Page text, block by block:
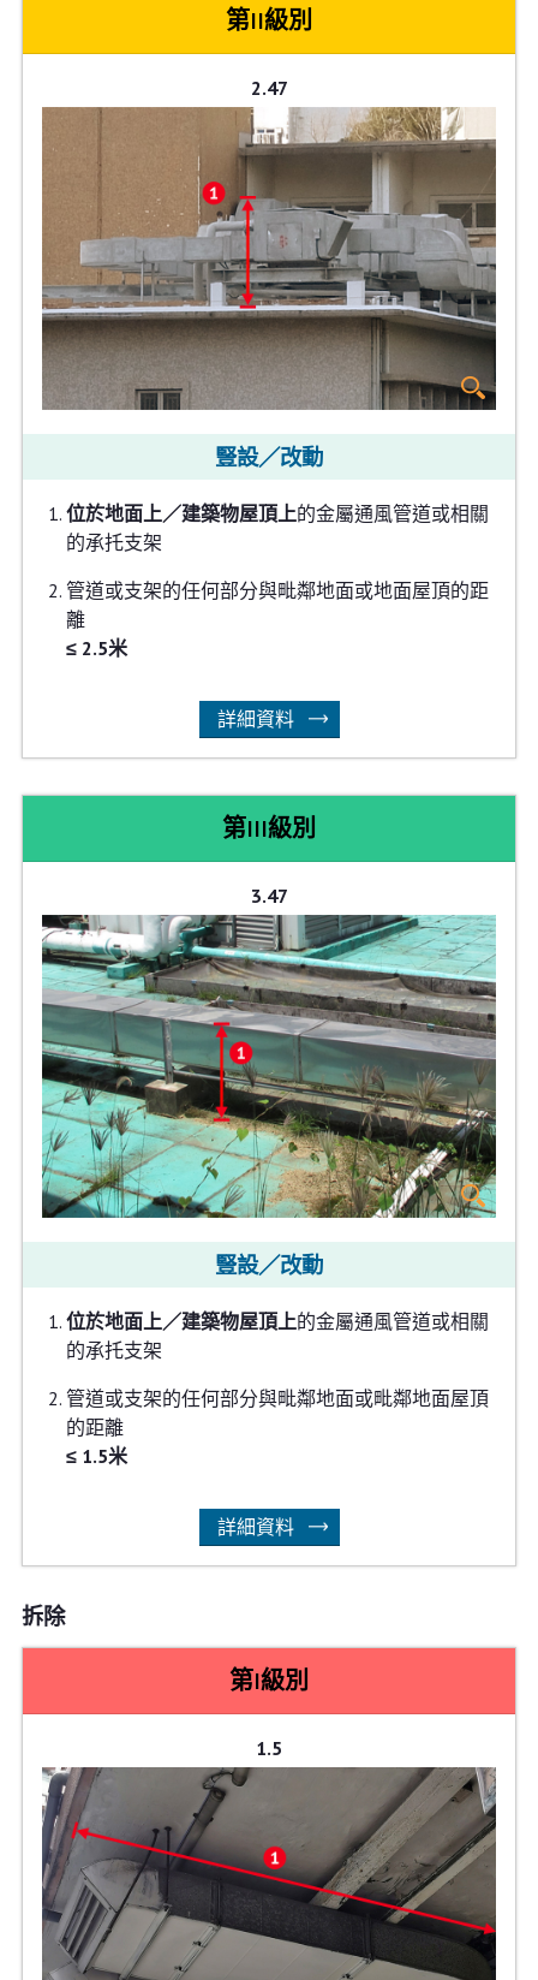
第II級別
2.47
豎設／改動
位於地面上／建築物屋頂上的金屬通風管道或相關
的承托支架
管道或支架的任何部分與毗鄰地面或地面屋頂的距
離
≤ 2.5米
詳細資料
第III級別
3.47
豎設／改動
位於地面上／建築物屋頂上的金屬通風管道或相關
的承托支架
管道或支架的任何部分與毗鄰地面或毗鄰地面屋頂
的距離
≤ 1.5米
詳細資料
拆除
第I級別
1.5